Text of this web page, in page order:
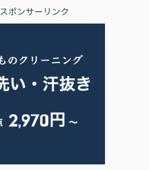
スポンサーリンク